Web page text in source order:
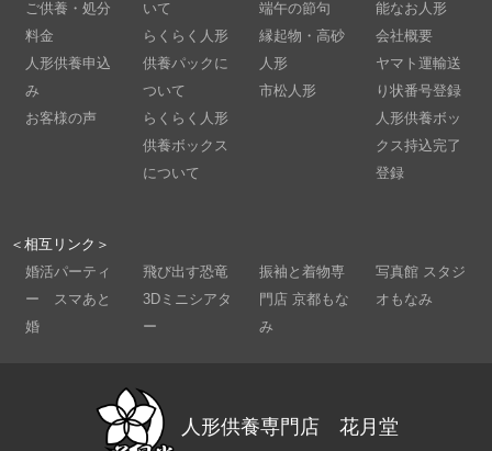
ご供養・処分
料金
人形供養申込
み
お客様の声
いて
らくらく人形
供養パックに
ついて
らくらく人形
供養ボックス
について
端午の節句
縁起物・高砂
人形
市松人形
能なお人形
会社概要
ヤマト運輸送
り状番号登録
人形供養ボッ
クス持込完了
登録
＜相互リンク＞
婚活パーティ
ー スマあと
婚
飛び出す恐竜
3Dミニシアタ
ー
振袖と着物専
門店 京都もな
み
写真館 スタジ
オもなみ
人形供養専門店 花月堂